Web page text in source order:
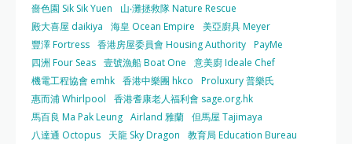
嗇色園 Sik Sik Yuen
山‧灘拯救隊 Nature Rescue
殿大喜屋 daikiya
海皇 Ocean Empire
美亞廚具 Meyer
豐澤 Fortress 香港房屋委員會 Housing Authority PayMe
四洲 Four Seas 壹號漁船 Boat One
意美廚 Ideale Chef
機電工程協會 emhk 香港中樂團 hkco
Proluxury 普樂氏
惠而浦 Whirlpool
香港耆康老人福利會 sage.org.hk
馬百良 Ma Pak Leung Airland 雅蘭 但馬屋 Tajimaya
八達通 Octopus
天龍 Sky Dragon
教育局 Education Bureau